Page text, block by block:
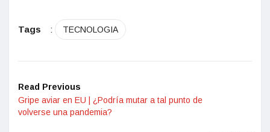
Tags : TECNOLOGIA
Read Previous
Gripe aviar en EU | ¿Podría mutar a tal punto de
volverse una pandemia?